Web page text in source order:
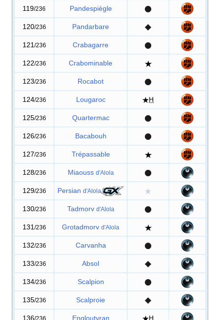
119/236 Pandespiègle
120/236 Pandarbare
121 /236 Crabagarre
122/236 Crabominable
123/236 Rocabot
124/236 Lougaroc H
125/236 Quartermac
126/236 Bacabouh
127/236 Trépassable
128/236 Miaouss d'Alola
129/236 Persian d'Alola
130/236 Tadmorv d'Alola
131 /236 Grotadmorv d'Alola
132/236 Carvanha
133/236 Absol
134/236 Scalpion
135/236 Scalproie
136/236 Engloutyran H